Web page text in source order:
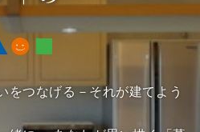
をつなげる－それが建てよう